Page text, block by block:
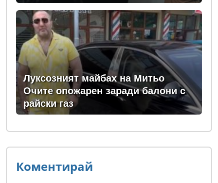
Луксозният майбах на Митьо
Очите опожарен заради балони с
райски газ
Коментирай